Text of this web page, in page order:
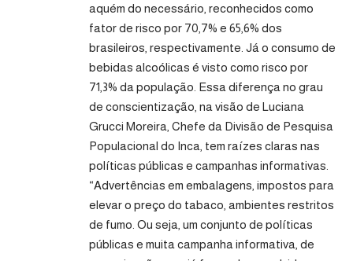
aquém do necessário, reconhecidos como
fator de risco por 70,7% e 65,6% dos
brasileiros, respectivamente. Já o consumo de
bebidas alcoólicas é visto como risco por
71,3% da população. Essa diferença no grau
de conscientização, na visão de Luciana
Grucci Moreira, Chefe da Divisão de Pesquisa
Populacional do Inca, tem raízes claras nas
políticas públicas e campanhas informativas.
“Advertências em embalagens, impostos para
elevar o preço do tabaco, ambientes restritos
de fumo. Ou seja, um conjunto de políticas
públicas e muita campanha informativa, de